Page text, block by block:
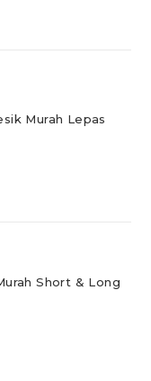
Murah Lepas
Short & Long